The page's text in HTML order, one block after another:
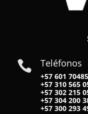
 Teléfonos
+57 601
+57310 565
+57302 215
+57304 200
+57300 293